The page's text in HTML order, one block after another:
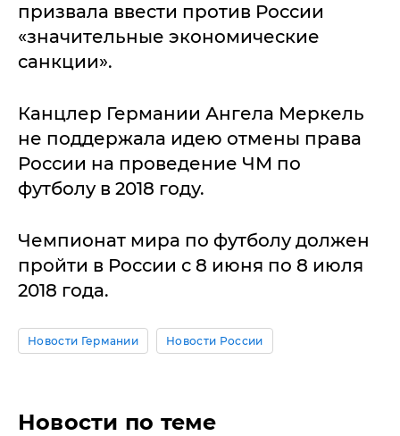
призвала ввести против России
«значительные экономические
санкции».
Канцлер Германии Ангела Меркель
не поддержала идею отмены права
России на проведение ЧМ по
футболу в 2018 году.
Чемпионат мира по футболу должен
пройти в России с 8 июня по 8 июля
2018 года.
Новости Германии Новости России
Новости по теме